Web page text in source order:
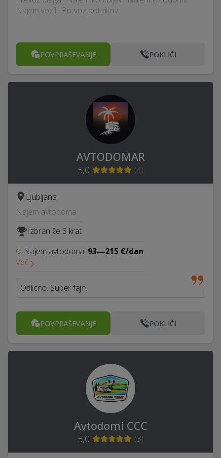
Najem vozil · Prevoz potnikov
POVPRAŠEVANJE POKLIČI
AVTODOMAR
5,0 (4)
Ljubljana
Najem avtodoma
Izbran že 3 krat
Najem avtodoma: 93—215 €/dan
Več
Odlicno. Super fajn.
POVPRAŠEVANJE POKLIČI
Avtodomi CCC
5,0 (3)